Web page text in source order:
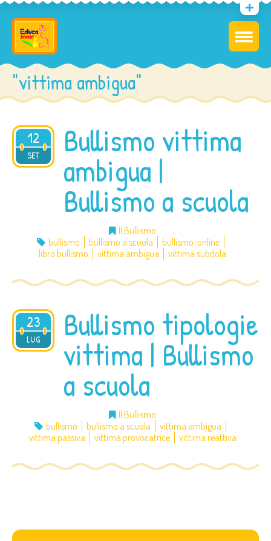
"vittima ambigua"
12
SET
2013 Bullismo vittima
ambigua |
Bullismo a scuola
Il Bullismo
bullismo
bullismo a scuola
bullismo-online
libro bullismo
vittima ambigua vittima subdola
23
LUG
2013 Bullismo tipologie
vittima | Bullismo
a scuola
Il Bullismo
bullismo
bullismo a scuola
vittima ambigua
vittima passiva
vittima provocatrice vittima reattiva